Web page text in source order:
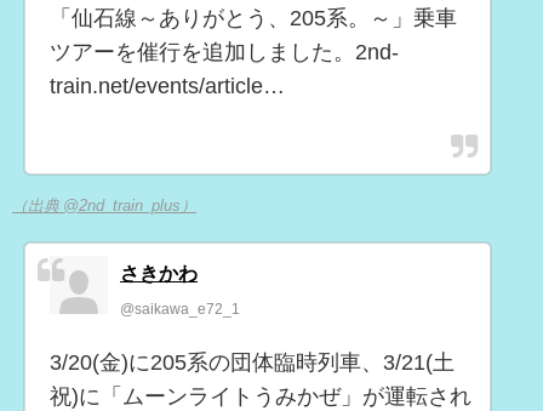
「仙石線～ありがとう、205系。～」乗車
ツアーを催行を追加しました。2nd-
train.net/events/article…
（出典 @2nd_train_plus）
さきかわ
@saikawa_e72_1
3/20(金)に205系の団体臨時列車、3/21(土
祝)に「ムーンライトうみかぜ」が運転され